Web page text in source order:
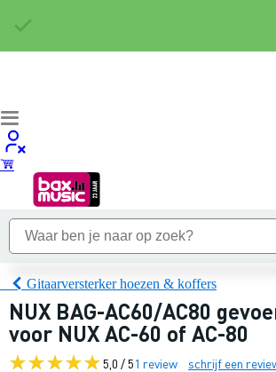
Gitaarversterker hoezen & koffers
NUX BAG-AC60/AC80
voor NUX AC-60 of AC-80
5,0 / 51 review schrijf een